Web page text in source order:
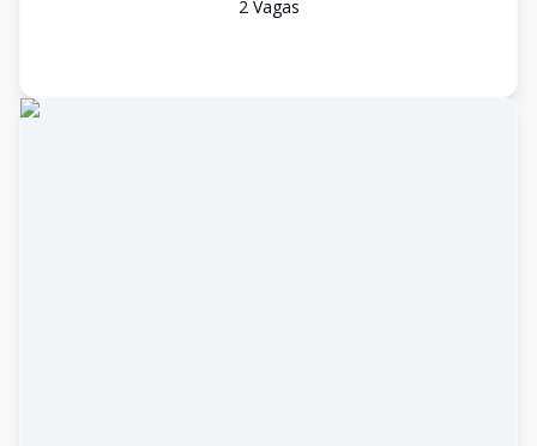
2Vagas